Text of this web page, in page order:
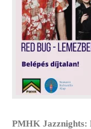
PMHK Jazznights: